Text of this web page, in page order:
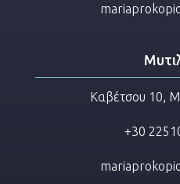
Καβέτσου 10,
+30